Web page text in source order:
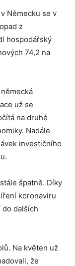
Německu se v
z
hospodářský
74,2 na
už se
na druhé
Nadále
investičního
špatně. Díky
koronaviru
dalších
Na květen už
že